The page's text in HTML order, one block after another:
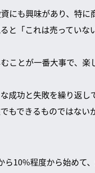
にも興味があり、特に
と「これは売っていな
ことが一番大事で、楽
成功と失敗を繰り返し
もできるものではない
10%程度から始めて